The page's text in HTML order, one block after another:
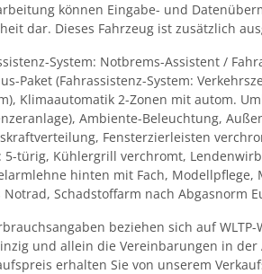
können Eingabe- und
dar. Dieses Fahrzeug ist zusätzlich
System: Notbrems-Assistent /
Paket (Fahrassistenz-System:
Klimaautomatik 2-Zonen mit autom.
Ambiente-Beleuchtung,
Fensterzierleisten
5-türig, Kühlergrill verchromt,
hinten mit Fach, Modellpflege,
Notrad, Schadstoffarm nach
beziehen sich auf
und allein die Vereinbarungen in
erhalten Sie von unserem